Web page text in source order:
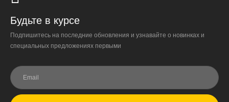
Будьте в курсе
Подпишитесь на последние обновления и узнавайте о новинках и
специальных предложениях первыми